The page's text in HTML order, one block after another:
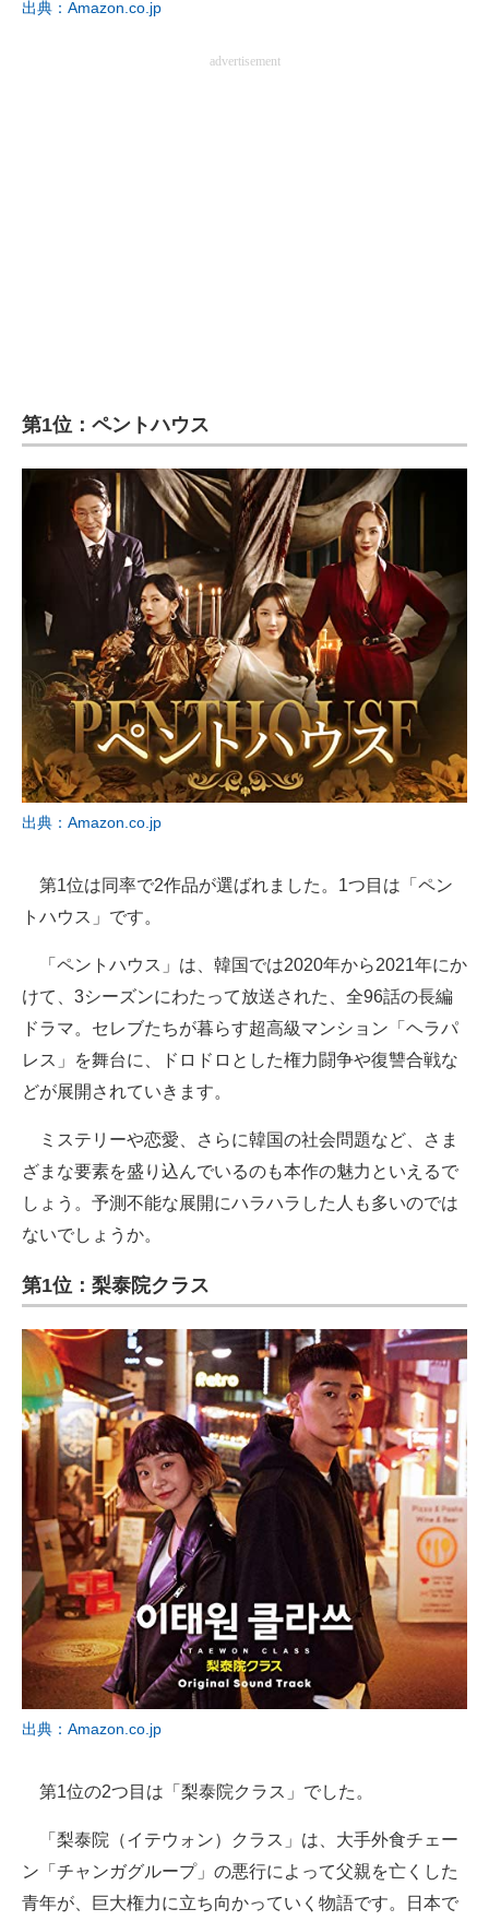
出典：Amazon.co.jp
advertisement
第1位：ペントハウス
出典：Amazon.co.jp
第1位は同率で2作品が選ばれました。1つ目は「ペン
トハウス」です。
「ペントハウス」は、韓国では2020年から2021年にか
けて、3シーズンにわたって放送された、全96話の長編
ドラマ。セレブたちが暮らす超高級マンション「ヘラパ
レス」を舞台に、ドロドロとした権力闘争や復讐合戦な
どが展開されていきます。
ミステリーや恋愛、さらに韓国の社会問題など、さま
ざまな要素を盛り込んでいるのも本作の魅力といえるで
しょう。予測不能な展開にハラハラした人も多いのでは
ないでしょうか。
第1位：梨泰院クラス
出典：Amazon.co.jp
第1位の2つ目は「梨泰院クラス」でした。
「梨泰院（イテウォン）クラス」は、大手外食チェー
ン「チャンガグループ」の悪行によって父親を亡くした
青年が、巨大権力に立ち向かっていく物語です。日本で